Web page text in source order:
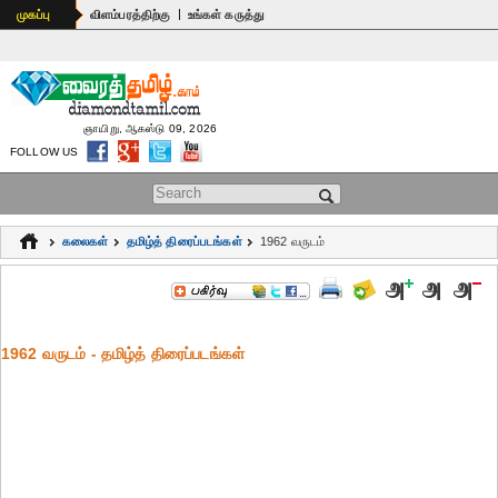
முகப்பு விளம்பரத்திற்கு | உங்கள் கருத்து
Search form
ஞாயிறு, ஆகஸ்டு 09, 2026
FOLLOW US
கலைகள் தமிழ்த் திரைப்படங்கள் 1962 வருடம்
1962 வருடம் - தமிழ்த் திரைப்படங்கள்